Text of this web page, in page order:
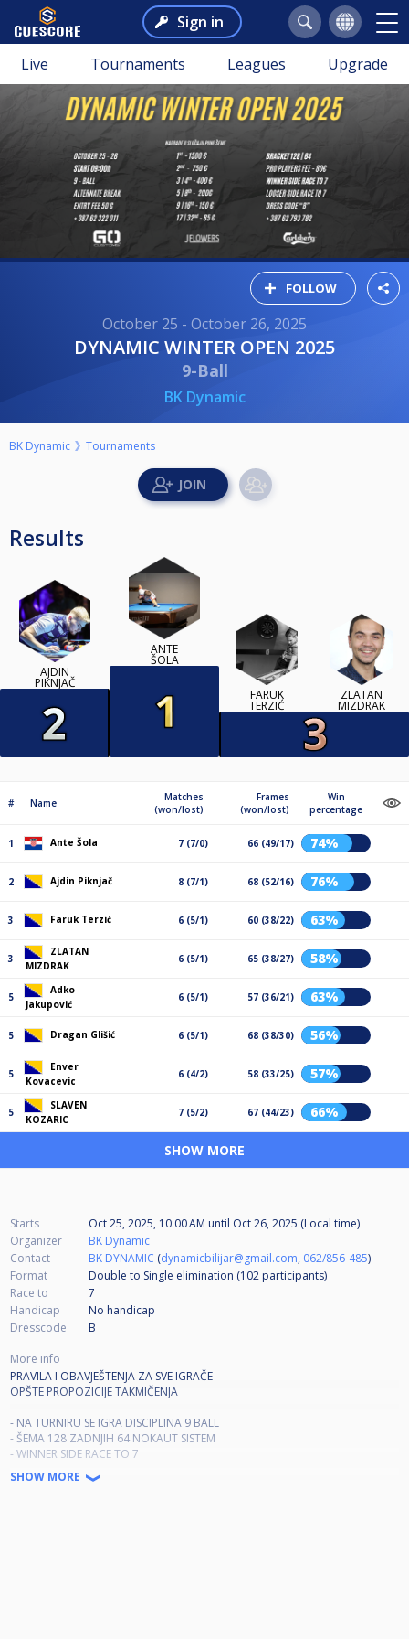
Sign in
Live Tournaments Leagues Upgrade
FOLLOW
October 25 - October 26, 2025
DYNAMIC WINTER OPEN 2025
9-Ball
BK Dynamic
BK Dynamic Tournaments
Results
AJDIN
PIKNJAČ
ANTE
ŠOLA
FARUK
TERZIĆ
ZLATAN
MIZDRAK
# Name
Matches
(won/lost)
Frames
(won/lost)
Win
percentage
1 Ante Šola 7 (7/0) 66 (49/17) 74%
2 Ajdin Piknjač 8 (7/1) 68 (52/16) 76%
3 Faruk Terzić 6 (5/1) 60 (38/22) 63%
3
ZLATAN
MIZDRAK
6 (5/1) 65 (38/27) 58%
5
Adko
Jakupović
6 (5/1) 57 (36/21) 63%
5 Dragan Glišić 6 (5/1) 68 (38/30) 56%
5
Enver
Kovacevic
6 (4/2) 58 (33/25) 57%
5
SLAVEN
KOZARIC
7 (5/2) 67 (44/23) 66%
SHOW MORE
Starts Oct 25, 2025, 10:00 AM until Oct 26, 2025 (Local time)
Organizer
BK Dynamic
Contact
BK DYNAMIC (dynamicbilijar@gmail.com, 062/856-485)
Format
Double to Single elimination (102 participants)
Race to
7
Handicap
No handicap
Dresscode
B
More info
PRAVILA I OBAVJEŠTENJA ZA SVE IGRAČE
OPŠTE PROPOZICIJE TAKMIČENJA
- NA TURNIRU SE IGRA DISCIPLINA 9 BALL
- ŠEMA 128 ZADNJIH 64 NOKAUT SISTEM
- WINNER SIDE RACE TO 7
- LOSER SIDE RACE TO 7
- DEVETKA NA TAČKU, BREAK FROM THE BOX NAIZMJENIČNI
SHOW MORE